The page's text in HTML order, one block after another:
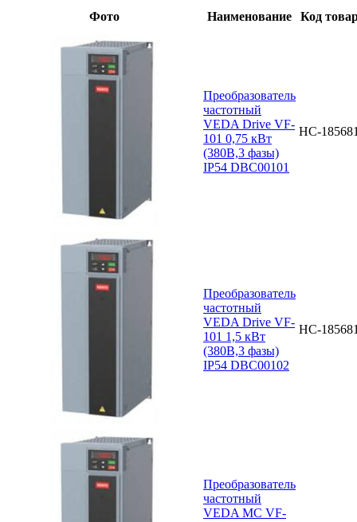
Фото
Наименование Код
Преобразователь
частотный
VEDA Drive VF-
101 0,75 кВт
(380В,3 фазы)
IP54 DBC00101
НС-
Преобразователь
частотный
VEDA Drive VF-
101 1,5 кВт
(380В,3 фазы)
IP54 DBC00102
НС-
Преобразователь
частотный
VEDA MC VF-